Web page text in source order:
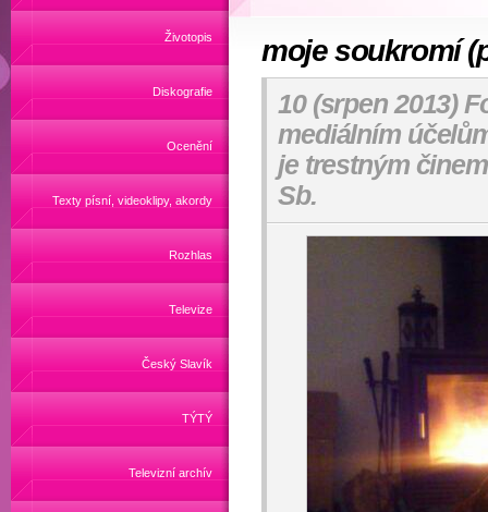
Životopis
Diskografie
Ocenění
Texty písní, videoklipy, akordy
Rozhlas
Televize
Český Slavík
TÝTÝ
Televizní archív
moje soukromí
10 (srpen 2013)
mediálním
je trestným
Sb.